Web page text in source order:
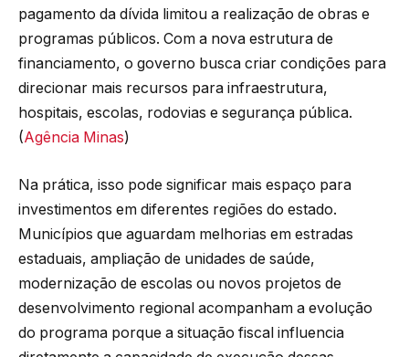
pagamento da dívida limitou a realização de obras e
programas públicos. Com a nova estrutura de
financiamento, o governo busca criar condições para
direcionar mais recursos para infraestrutura,
hospitais, escolas, rodovias e segurança pública.
(Agência Minas)
Na prática, isso pode significar mais espaço para
investimentos em diferentes regiões do estado.
Municípios que aguardam melhorias em estradas
estaduais, ampliação de unidades de saúde,
modernização de escolas ou novos projetos de
desenvolvimento regional acompanham a evolução
do programa porque a situação fiscal influencia